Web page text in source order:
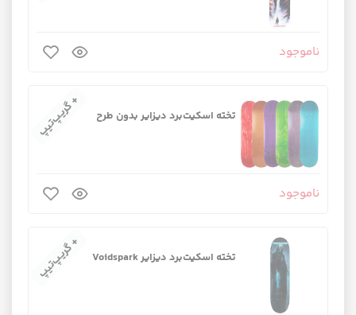
ناموجود
تخته اسکیت‌برد دیزایر بدون طرح
ناموجود
+ گریپ‌تیپ
تخته اسکیت‌برد دیزایر Voidspark + گریپ‌تیپ